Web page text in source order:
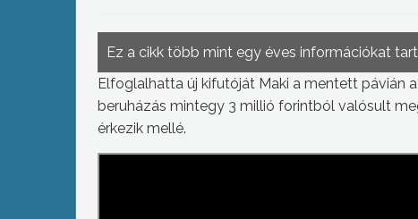
Ez a cikk több mint egy éves információkat
Elfoglalhatta új kifutóját Maki a mentett pávián
beruházás mintegy 3 millió forintból valósult
érkezik mellé.